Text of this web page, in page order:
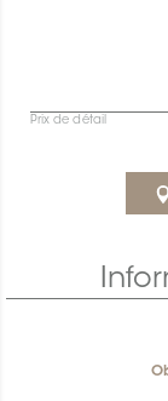
Prix de détail